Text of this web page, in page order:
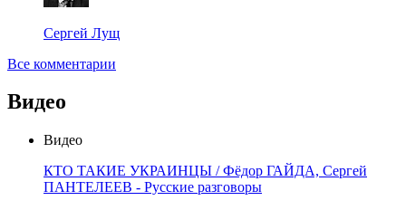
Сергей Лущ
Все комментарии
Видео
Видео
КТО ТАКИЕ УКРАИНЦЫ / Фёдор ГАЙДА, Сергей
ПАНТЕЛЕЕВ - Русские разговоры